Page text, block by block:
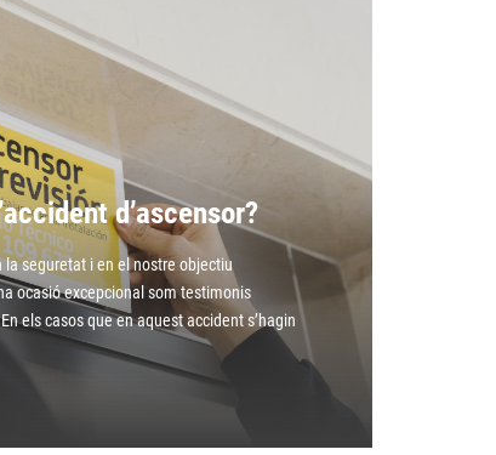
d’ascensor?
la seguretat i en el nostre objectiu
ocasió excepcional som testimonis
els casos que en aquest accident s’hagin